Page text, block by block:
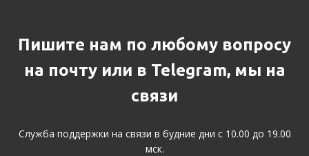
Пишите нам по любому вопросу
на почту или в Telegram, мы на
связи
Служба поддержки на связи в будние дни с 10.00 до 19.00
мск.